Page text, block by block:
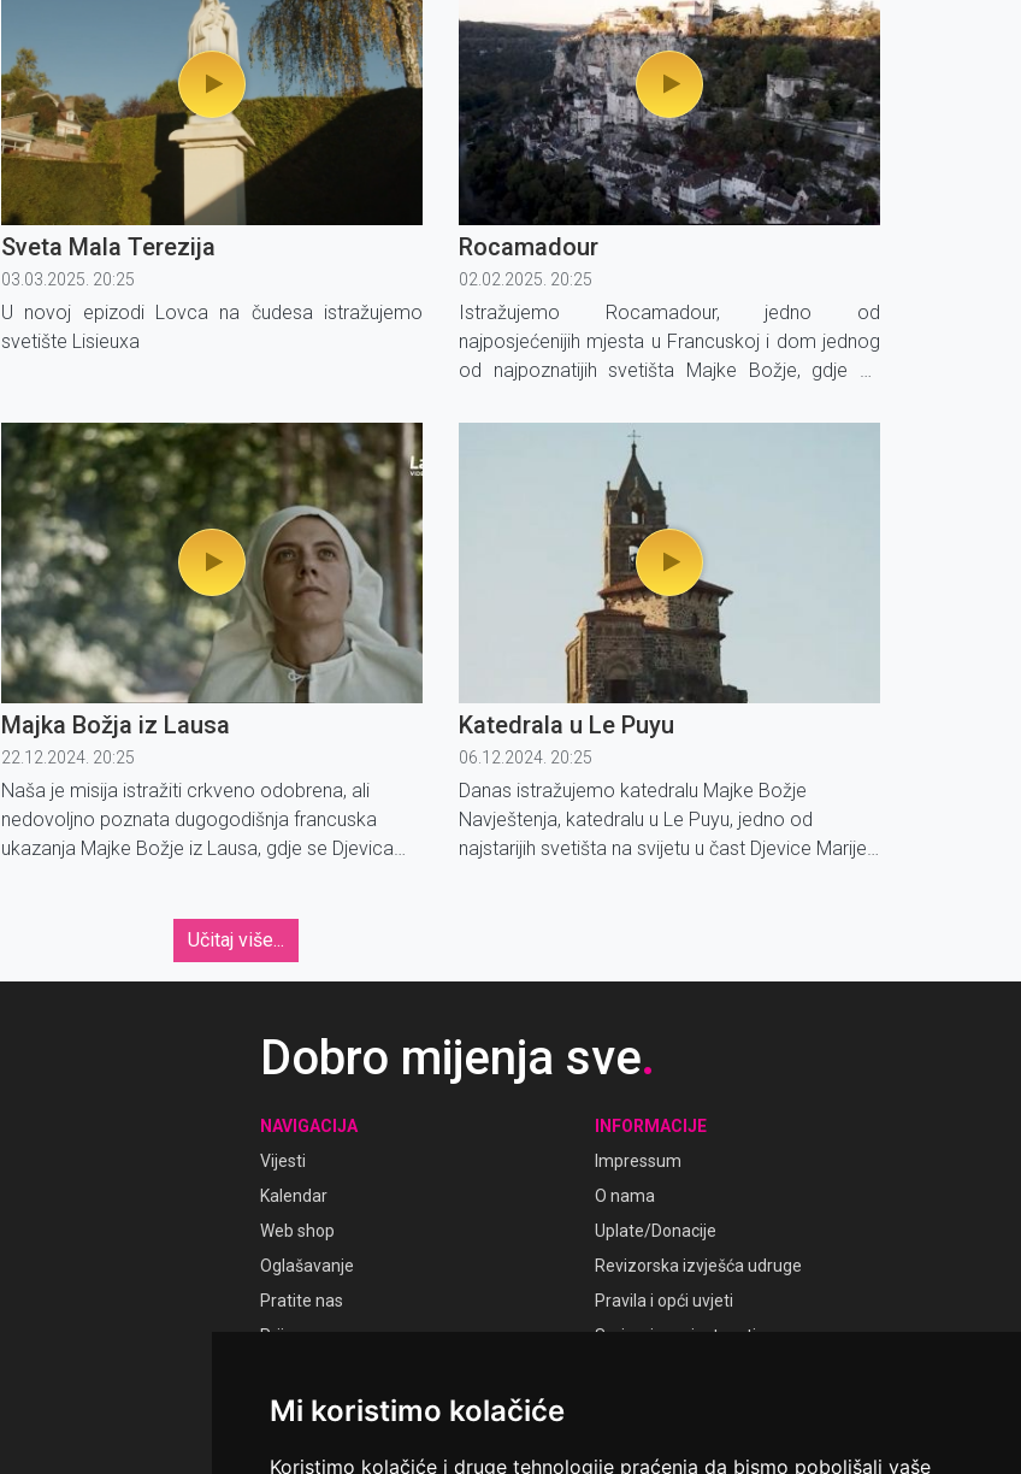
Mi koristimo kolačiće
Koristimo kolačiće i druge tehnologije praćenja da bismo poboljšali vaše
Sveta Mala Terezija
03.03.2025. 20:25
U novoj epizodi Lovca na čudesa istražujemo
svetište Lisieuxa
Rocamadour
02.02.2025. 20:25
Istražujemo Rocamadour, jedno od
najposjećenijih mjesta u Francuskoj i dom jednog
od najpoznatijih svetišta Majke Božje, gdje se
Majka Božja iz Lausa
22.12.2024. 20:25
Naša je misija istražiti crkveno odobrena, ali
nedovoljno poznata dugogodišnja francuska
ukazanja Majke Božje iz Lausa, gdje se Djevica
Katedrala u Le Puyu
06.12.2024. 20:25
Danas istražujemo katedralu Majke Božje
Navještenja, katedralu u Le Puyu, jedno od
najstarijih svetišta na svijetu u čast Djevice Marije,
Učitaj više...
Dobro mijenja sve.
NAVIGACIJA
Vijesti
Kalendar
Web shop
Oglašavanje
Pratite nas
Prijava
INFORMACIJE
Impressum
O nama
Uplate/Donacije
Revizorska izvješća udruge
Pravila i opći uvjeti
Smjernice privatnosti